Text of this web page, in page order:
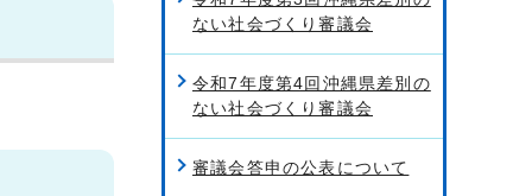
ない社会づくり審議会
令和7年度第4回沖縄県差別の
ない社会づくり審議会
審議会答申の公表について